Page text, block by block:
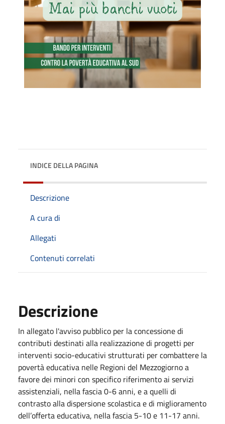
INDICE DELLA PAGINA
Descrizione
A cura di
Allegati
Contenuti correlati
Descrizione
In allegato l'avviso pubblico per la concessione di
contributi destinati alla realizzazione di progetti per
interventi socio-educativi strutturati per combattere la
povertà educativa nelle Regioni del Mezzogiorno a
favore dei minori con specifico riferimento ai servizi
assistenziali, nella fascia 0-6 anni, e a quelli di
contrasto alla dispersione scolastica e di miglioramento
dell’offerta educativa, nella fascia 5-10 e 11-17 anni.